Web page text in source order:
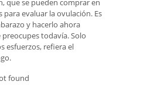
que se pueden comprar en
para evaluar la ovulación. Es
y hacerlo ahora
todavía. Solo
esfuerzos, refiera el
found